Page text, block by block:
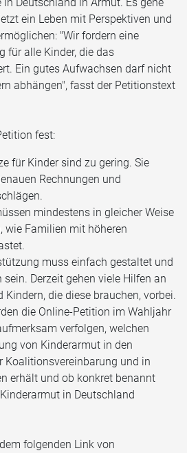
ein Leben mit Perspektiven und
"Wir fordern eine
für alle Kinder, die das
Ein gutes Aufwachsen darf nicht
abhängen", fasst der Petitionstext
fest:
für Kinder sind zu gering. Sie
Rechnungen und
mindestens in gleicher Weise
wie Familien mit höheren
muss einfach gestaltet und
Derzeit gehen viele Hilfen an
Kindern, die diese brauchen, vorbei.
die Online-Petition im Wahljahr
verfolgen, welchen
von Kinderarmut in den
Koalitionsvereinbarung und in
erhält und ob konkret benannt
in Deutschland
folgenden Link von